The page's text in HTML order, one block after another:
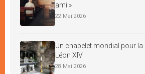
ami »
22 Mai 2026
Un chapelet mondial pour la
Léon XIV
28 Mai 2026